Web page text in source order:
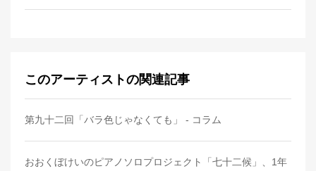
このアーティストの関連記事
第九十二回「バラ色じゃなくても」 - コラム
おおくぼけいのピアノソロプロジェクト「七十二候」、1年